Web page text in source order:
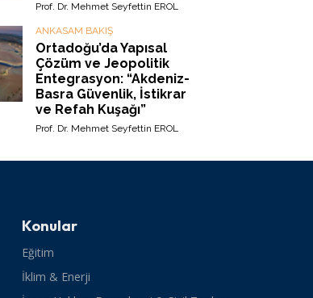
Prof. Dr. Mehmet Seyfettin EROL
ANKASAM BAKIŞ
Ortadoğu’da Yapısal
Çözüm ve Jeopolitik
Entegrasyon: “Akdeniz-
Basra Güvenlik, İstikrar
ve Refah Kuşağı”
Prof. Dr. Mehmet Seyfettin EROL
Konular
Eğitim
İklim & Enerji